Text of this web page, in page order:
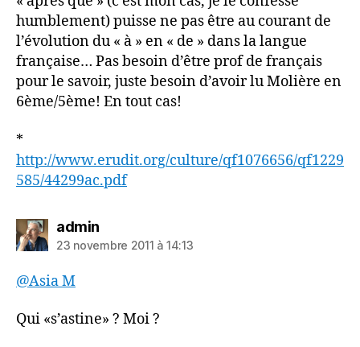
humblement) puisse ne pas être au courant de
l’évolution du « à » en « de » dans la langue
française… Pas besoin d’être prof de français
pour le savoir, juste besoin d’avoir lu Molière en
6ème/5ème! En tout cas!
*
http://www.erudit.org/culture/qf1076656/qf1229
585/44299ac.pdf
admindit :
23 novembre 2011 à 14:13
@Asia M
Qui «s’astine» ? Moi ?